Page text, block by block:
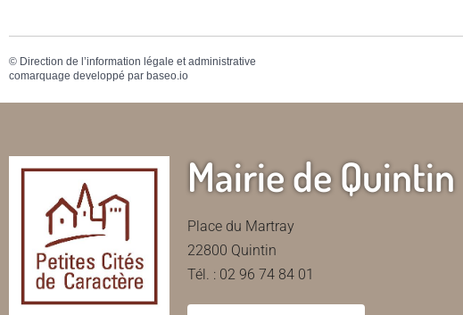
© Direction de l’information légale et administrative
comarquage developpé par baseo.io
Mairie de Quintin
Place du Martray
22800 Quintin
Tél. : 02 96 74 84 01